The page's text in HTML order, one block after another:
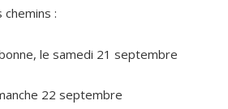
:
le samedi 21 septembre
22 septembre